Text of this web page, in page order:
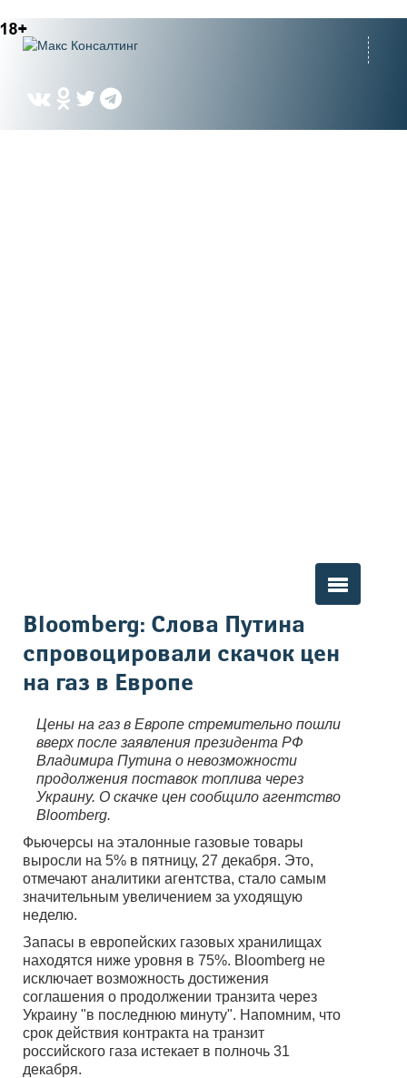
Вы здесь
Bloomberg: Слова Путина
спровоцировали скачок цен
на газ в Европе
Цены на газ в Европе стремительно пошли
вверх после заявления президента РФ
Владимира Путина о невозможности
продолжения поставок топлива через
Украину. О скачке цен сообщило агентство
Bloomberg.
Фьючерсы на эталонные газовые товары
выросли на 5% в пятницу, 27 декабря. Это,
отмечают аналитики агентства, стало самым
значительным увеличением за уходящую
неделю.
Запасы в европейских газовых хранилищах
находятся ниже уровня в 75%. Bloomberg не
исключает возможность достижения
соглашения о продолжении транзита через
Украину "в последнюю минуту". Напомним, что
срок действия контракта на транзит
российского газа истекает в полночь 31
декабря.